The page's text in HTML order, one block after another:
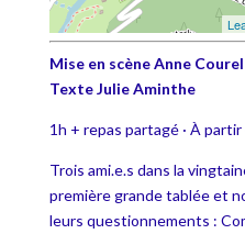
Mise en scène Anne Courel
Texte Julie Aminthe
1h + repas partagé · À partir
Trois ami.e.s dans la
première grande tablée et
leurs questionnements :